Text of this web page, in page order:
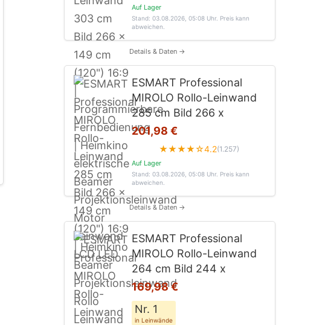
Auf Lager
Stand: 03.08.2026, 05:08 Uhr. Preis kann
abweichen.
Details & Daten →
ESMART Professional
MIROLO Rollo-Leinwand
285 cm Bild 266 x
201,98 €
★★★★☆4.2(1.257)
Auf Lager
Stand: 03.08.2026, 05:08 Uhr. Preis kann
abweichen.
Details & Daten →
ESMART Professional
MIROLO Rollo-Leinwand
264 cm Bild 244 x
169,98 €
Nr. 1
in Leinwände